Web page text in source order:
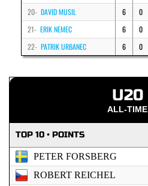
20- DAVID MUSIL 6 0
21- ERIK NEMEC 6 0
22- PATRIK URBANEC 6 0
U20
ALL-TIME
TOP 10 • POINTS
PETER FORSBERG
ROBERT REICHEL